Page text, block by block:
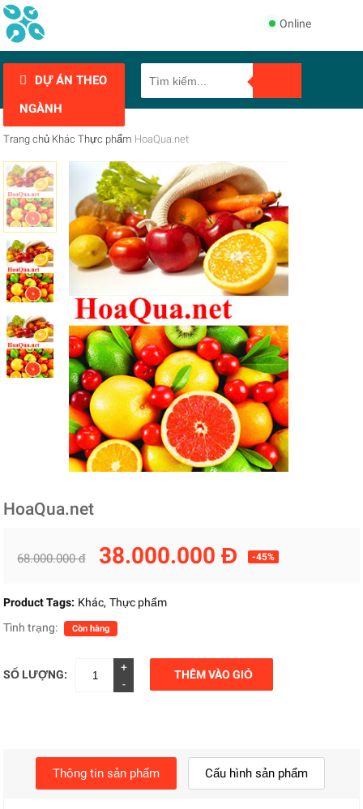
Online
DỰ ÁN THEO
NGÀNH
Trang chủ Khác Thực phẩm HoaQua.net
HoaQua.net
68.000.000 đ 38.000.000 Đ -45%
Product Tags: Khác Thực phẩm
Tình trạng:
Còn hàng
SỐ LƯỢNG:
+
-
THÊM VÀO GIỎ
Thông tin sản phẩm Cấu hình sản phẩm